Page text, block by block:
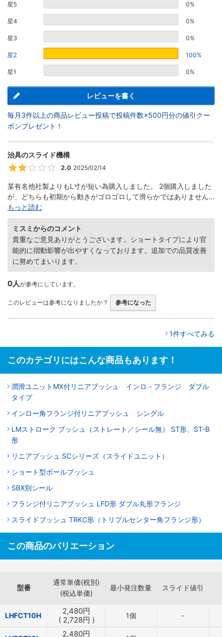
星5 0%
星4 0%
星3 0%
星2 100%
星1 0%
レビューを書く
毎月3件以上の商品レビュー投稿で投稿件数×500円分の値引クー
ポンプレゼント！
治具のスライド機構
2
2.0 2025/02/14
某有名他社製よりもL寸が短い為購入しました。 2個購入しました
が、どちらも初期から動きがゴロゴロして滑らかではありません...
もっと読む
ミスミからのコメント
貴重なご意見ありがとうございます。ショートタイプにより官
能的に摺動影響が出やすくなっております。追加での品質改善
に努めてまいります。
0人が参考にしています。
このレビューは参考になりましたか？ 参考になった
1件すべてみる
このカテゴリにはこんな商品もあります！
潤滑ユニットMX付リニアブッシュ インロ－フランジ ダブル
タイプ
インロー角フランジ付リニアブッシュ シングル
LMストローク ブッシュ（ストレート／シール無） ST形、ST-B
形
リニアブッシュ SCシリーズ（スライドユニット）
ショート型ボールブッシュ
SBX別シール
フランジ付リニアブッシュ LFD形 ダブル丸形フランジ
スライドブッシュ TRKC形（トリプルセンター角フランジ形）
この商品のバリエーション
型番
通常単価(税別)
(税込単価)
最小発注数量 スライド値引
LHFCT10H 2,480円
( 2,728円 ) 1個 -
2,480円